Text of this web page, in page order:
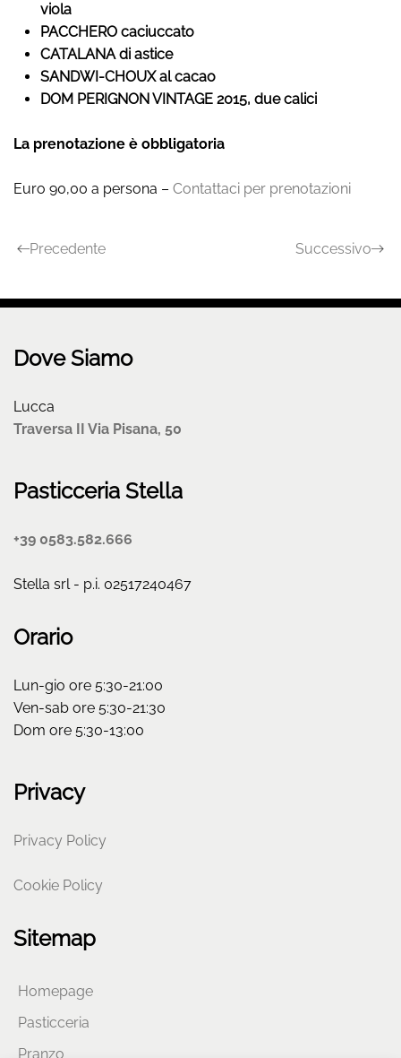
viola
PACCHERO caciuccato
CATALANA di astice
SANDWI-CHOUX al cacao
DOM PERIGNON VINTAGE 2015, due calici
La prenotazione è obbligatoria
Euro 90,00 a persona – Contattaci per prenotazioni
Precedente Successivo
Dove Siamo
Lucca
Traversa II Via Pisana, 50
Pasticceria Stella
+39 0583.582.666
Stella srl - p.i. 02517240467
Orario
Lun-gio ore 5:30-21:00
Ven-sab ore 5:30-21:30
Dom ore 5:30-13:00
Privacy
Privacy Policy
Cookie Policy
Sitemap
Homepage
Pasticceria
Pranzo